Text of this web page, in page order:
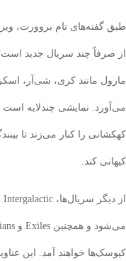
تام بروورت،
چند سریال جدید است؛
مانند کری، شی‌آر، اسکرالز
نمایشی چندلایه است که
را کنار می‌زند تا
کند.
خواهند آمد. این عناوین